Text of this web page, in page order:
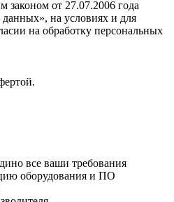
законом от 27.07.2006 года
на условиях и для
на обработку персональных
все ваши требования
оборудования и ПО